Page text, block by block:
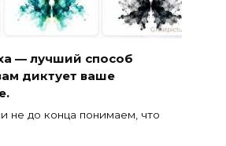
— лучший способ
диктует ваше
не до конца понимаем, что